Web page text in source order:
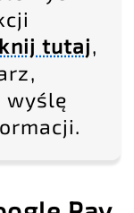
tutaj,
wyślę